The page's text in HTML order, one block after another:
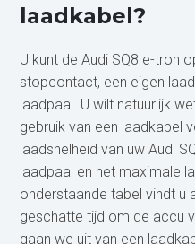
laadkabel?
U kunt de Audi SQ8 e-tron
stopcontact, een eigen
laadpaal. U wilt natuurlijk
gebruik van een laadkabel
laadsnelheid van uw Audi
laadpaal en het maximale
onderstaande tabel vindt u
geschatte tijd om de accu
gaan we uit van een